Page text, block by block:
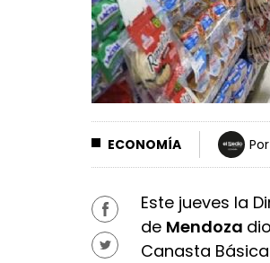
ECONOMÍA Por
Este jueves la
de Mendoza
Canasta